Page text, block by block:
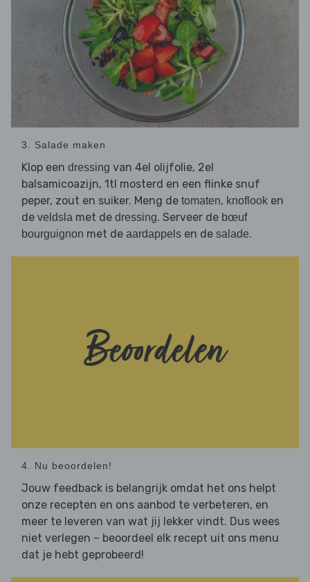
3. Salade maken
Klop een dressing van 4el olijfolie, 2el
balsamicoazijn, 1tl mosterd en een flinke snuf
peper, zout en suiker. Meng de tomaten, knoflook en
de veldsla met de dressing. Serveer de bœuf
bourguignon met de aardappels en de salade.
4. Nu beoordelen!
Jouw feedback is belangrijk omdat het ons helpt
onze recepten en ons aanbod te verbeteren, en
meer te leveren van wat jij lekker vindt. Dus wees
niet verlegen – beoordeel elk recept uit ons menu
dat je hebt geprobeerd!